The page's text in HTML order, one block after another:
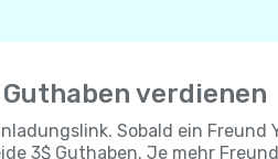
verdienen
Sobald ein
3$ Guthaben. Je mehr